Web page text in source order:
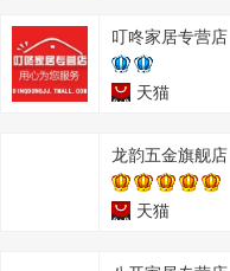
叮咚家居专营店
天猫
龙韵五金旗舰店
天猫